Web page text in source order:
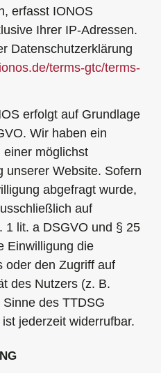
erfasst IONOS
Ihrer IP-Adressen.
Datenschutzerklärung
terms-gtc/terms-
erfolgt auf Grundlage
Wir haben ein
einer möglichst
unserer Website. Sofern
abgefragt wurde,
auf
1 lit. a DSGVO und § 25
Einwilligung die
oder den Zugriff auf
des Nutzers (z. B.
des TTDSG
jederzeit widerrufbar.